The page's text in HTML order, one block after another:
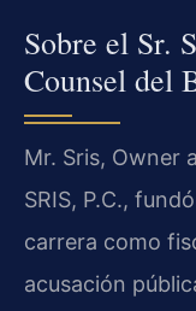
Sobre el Sr.
Counsel del
Mr. Sris, Owner
SRIS, P.C.,
carrera como
acusación